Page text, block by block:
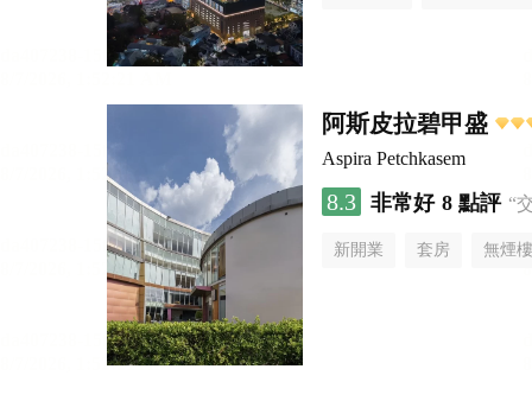
阿斯皮拉碧甲盛
Aspira Petchkasem
8.3 非常好 8 點評 “
新開業 套房 無煙